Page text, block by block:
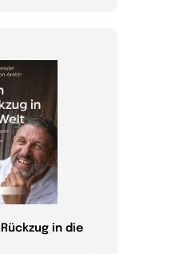
Rückzug in die